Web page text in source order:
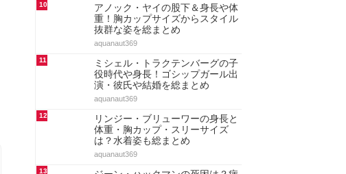
10
アノック・ヤイの股下＆身長や体
重！胸カップサイズからスタイル
抜群な姿を総まとめ
aquanaut369
11
ミシェル・トラクテンバーグの子
役時代や身長！ゴシップガール出
演・彼氏や結婚を総まとめ
aquanaut369
12
リンジー・ブリューワーの身長と
体重・胸カップ・スリーサイズ
は？水着姿も総まとめ
aquanaut369
13